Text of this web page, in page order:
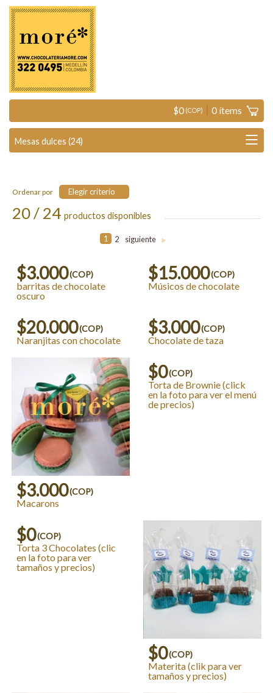
$0 (COP) 0 ítems
Ordenar por Elegir criterio
20 / 24 productos disponibles
1 2 siguiente >
$3.000(COP)
barritas de chocolate
oscuro
$15.000(COP)
Músicos de chocolate
$20.000(COP)
Naranjitas con chocolate
$3.000(COP)
Chocolate de taza
$3.000(COP)
Macarons
$0(COP)
Torta de Brownie (click
en la foto para ver el menú
de precios)
$0(COP)
Torta 3 Chocolates (clic
en la foto para ver
tamaños y precios)
$0(COP)
Materita (clik para ver
tamaños y precios)